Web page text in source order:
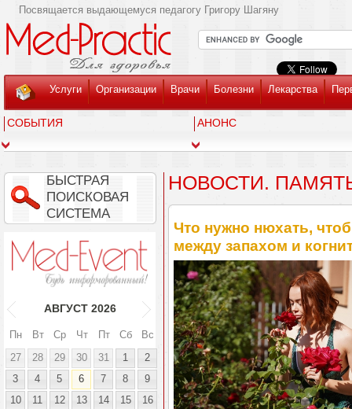
Посвящается выдающемуся педагогу Григору Шагяну
Услуги Организации Врачи Болезни Лекарства
СОБЫТИЯ АНОНС
БЫСТРАЯ
ПОИСКОВАЯ
СИСТЕМА
АВГУСТ 2026
Пн Вт Ср Чт Пт Сб
Вс
27
28 29 30 31 1
2
3
4 5 6 7 8
9
10
11 12 13 14 15
16
НОВОСТИ.
Что нужно нюхать,
между запахом и